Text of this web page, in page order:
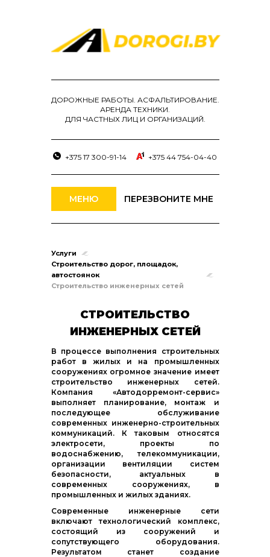
ДОРОЖНЫЕ РАБОТЫ. АСФАЛЬТИРОВАНИЕ.
АРЕНДА ТЕХНИКИ.
ДЛЯ ЧАСТНЫХ ЛИЦ И ОРГАНИЗАЦИЙ.
+375 17 300-91-14 +375 44 754-04-40
МЕНЮ ПЕРЕЗВОНИТЕ МНЕ
Услуги
Строительство дорог, площадок,
автостоянок
Строительство инженерных сетей
СТРОИТЕЛЬСТВО
ИНЖЕНЕРНЫХ СЕТЕЙ
В процессе выполнения строительных
работ в жилых и на промышленных
сооружениях огромное значение имеет
строительство инженерных сетей.
Компания «Автодорремонт-сервис»
выполняет планирование, монтаж и
последующее обслуживание
современных инженерно-строительных
коммуникаций. К таковым относятся
электросети, проекты по
водоснабжению, телекоммуникации,
организации вентиляции систем
безопасности, актуальных в
современных сооружениях, в
промышленных и жилых зданиях.
Современные инженерные сети
включают технологический комплекс,
состоящий из сооружений и
сопутствующего оборудования.
Результатом станет создание